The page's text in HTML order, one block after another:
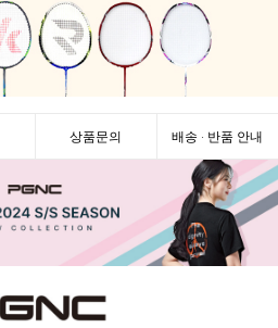
상품문의 배송 · 반품 안내